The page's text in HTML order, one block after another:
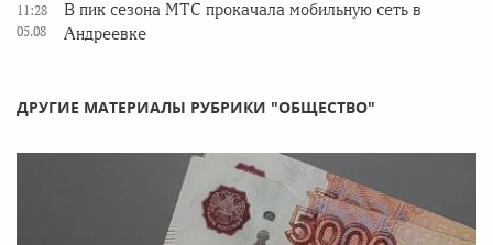
11:28
05.08
В пик сезона МТС прокачала мобильную сеть в
Андреевке
ДРУГИЕ МАТЕРИАЛЫ РУБРИКИ "ОБЩЕСТВО"